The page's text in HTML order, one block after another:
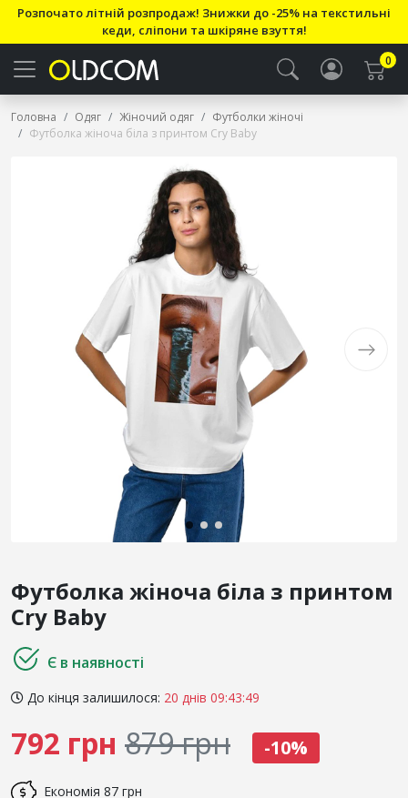
Розпочато літній розпродаж! Знижки до -25% на текстильні
кеди, сліпони та шкіряне взуття!
0
Головна Одяг Жіночий одяг
Футболки жіночі
Футболка жіноча біла з принтом Cry Baby
Футболка жіноча біла з принтом
Cry Baby
Є в наявності
До кінця залишилося: 20 днів 09:43:49
792 грн 879 грн -10%
Економія 87 грн